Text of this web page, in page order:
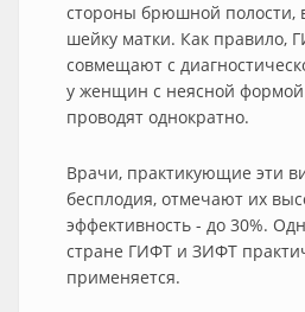
стороны брюшной полости,
шейку матки. Как правило,
совмещают с
у женщин с неясной формой
проводят однократно.
Врачи, практикующие эти
бесплодия, отмечают их
эффективность - до 30%.
стране ГИФТ и ЗИФТ
применяется.